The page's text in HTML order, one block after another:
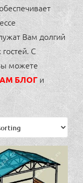
Вам долгий
С
можете
БЛОГи